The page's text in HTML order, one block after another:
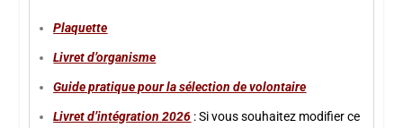
Plaquette
Livret d’organisme
Guide pratique pour la sélection de volontaire
Livret d’intégration 2026 : Si vous souhaitez modifier ce